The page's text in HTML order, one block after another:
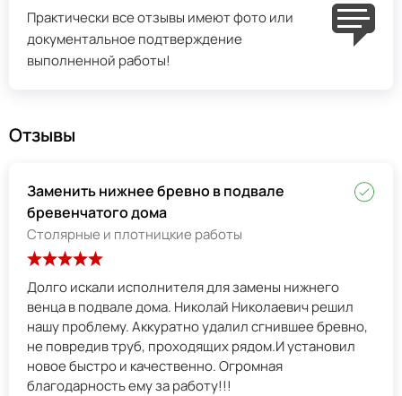
Практически все отзывы имеют фото или
документальное подтверждение
выполненной работы!
Отзывы
Заменить нижнее бревно в подвале
бревенчатого дома
Столярные и плотницкие работы
Долго искали исполнителя для замены нижнего
венца в подвале дома. Николай Николаевич решил
нашу проблему. Аккуратно удалил сгнившее бревно,
не повредив труб, проходящих рядом.И установил
новое быстро и качественно. Огромная
благодарность ему за работу!!!